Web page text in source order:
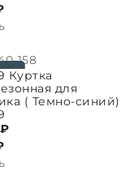
158
Куртка
для
( Темно-синий)